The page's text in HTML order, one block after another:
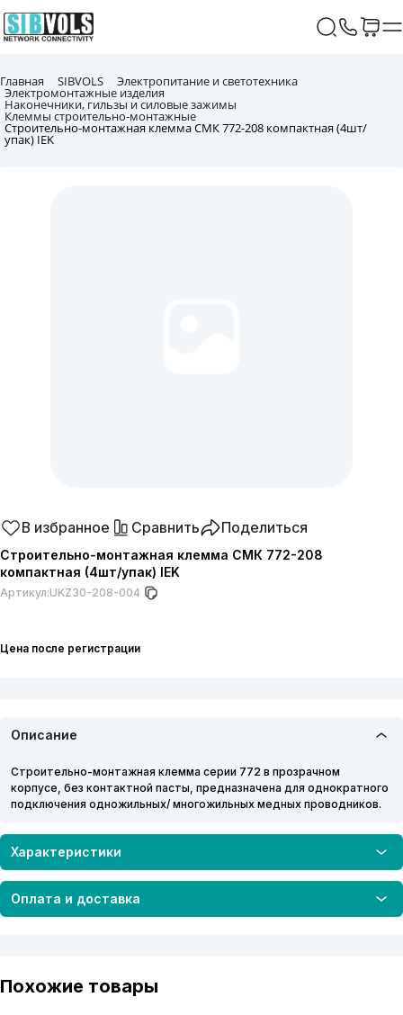
Главная SIBVOLS Электропитание и светотехника
Электромонтажные изделия
Наконечники, гильзы и силовые зажимы
Клеммы строительно-монтажные
Строительно-монтажная клемма СМК 772-208 компактная (4шт/
упак) IEK
В избранное Сравнить Поделиться
Строительно-монтажная клемма СМК 772-208
компактная (4шт/упак) IEK
Артикул:UKZ30-208-004
Цена после регистрации
Описание
Строительно-монтажная клемма серии 772 в прозрачном
корпусе, без контактной пасты, предназначена для однократного
подключения одножильных/ многожильных медных проводников.
Характеристики
Оплата и доставка
Похожие товары